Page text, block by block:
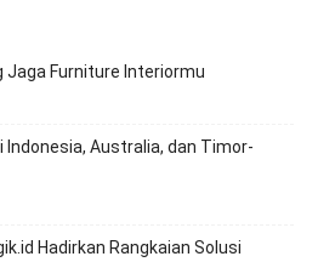
Jaga Furniture Interiormu
Indonesia, Australia, dan Timor-
Hadirkan Rangkaian Solusi